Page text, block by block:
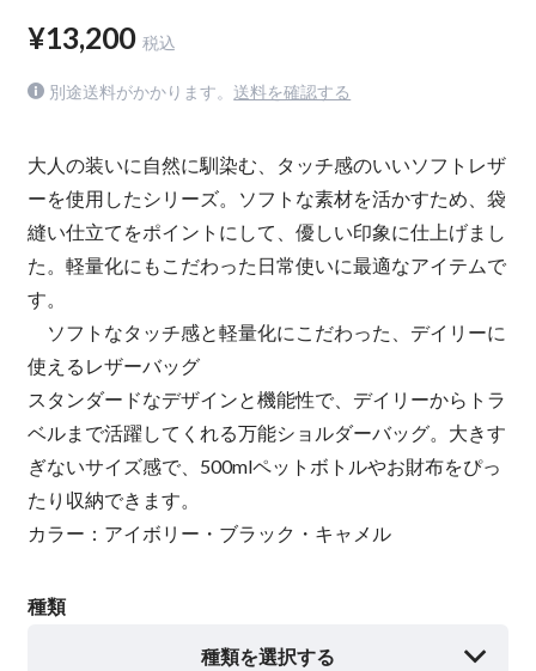
¥13,200 税込
別途送料がかかります。 送料を確認する
大人の装いに自然に馴染む、タッチ感のいいソフトレザ
ーを使用したシリーズ。ソフトな素材を活かすため、袋
縫い仕立てをポイントにして、優しい印象に仕上げまし
た。軽量化にもこだわった日常使いに最適なアイテムで
す。
ソフトなタッチ感と軽量化にこだわった、デイリーに
使えるレザーバッグ
スタンダードなデザインと機能性で、デイリーからトラ
ベルまで活躍してくれる万能ショルダーバッグ。大きす
ぎないサイズ感で、500mlペットボトルやお財布をぴっ
たり収納できます。
カラー：アイボリー・ブラック・キャメル
種類
種類を選択する